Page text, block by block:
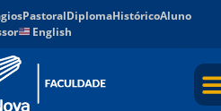
PastoralDiplomaHistóricoAluno
English